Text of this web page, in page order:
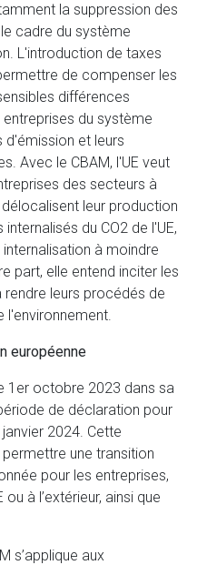
la suppression des
cadre du système
L'introduction de taxes
de compenser les
différences
du système
d'émission et leurs
Avec le CBAM, l'UE veut
des secteurs à
leur production
du CO2 de l'UE,
à moindre
part, elle entend inciter les
leurs procédés de
l'environnement.
européenne
1er octobre 2023 dans sa
de déclaration pour
2024. Cette
une transition
pour les entreprises,
ou à l’extérieur, ainsi que
s’applique aux